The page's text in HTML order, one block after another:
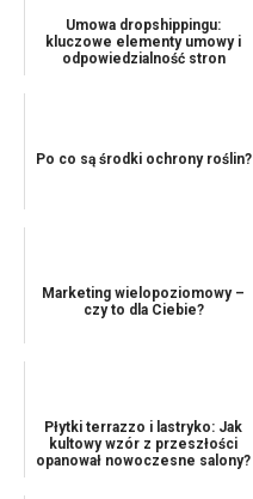
Umowa dropshippingu:
kluczowe elementy umowy i
odpowiedzialność stron
Po co są środki ochrony roślin?
Marketing wielopoziomowy –
czy to dla Ciebie?
Płytki terrazzo i lastryko: Jak
kultowy wzór z przeszłości
opanował nowoczesne salony?